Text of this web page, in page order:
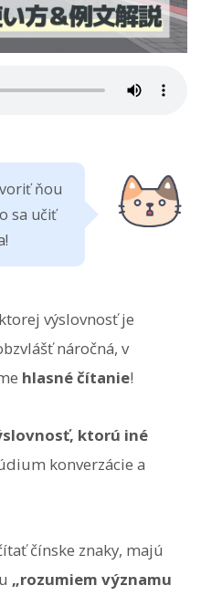
ňou
sa učiť
výslovnosť je
náročná, v
hlasné čítanie!
ktorú iné
konverzácie a
čínske znaky, majú
„rozumiem významu